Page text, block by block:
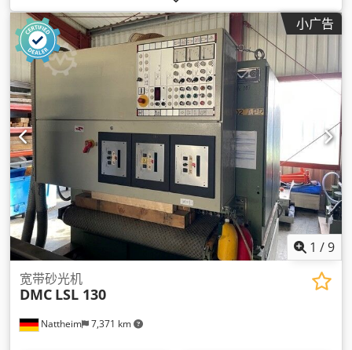
小广告
1 /9
Nattheim 7,371 km
宽带砂光机
DMC LSL 130